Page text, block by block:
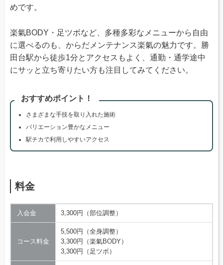
めです。
楽氣BODY・足ツボなど、多種多彩なメニューから自由
に選べるのも、からだメンテナンス楽氣の魅力です。勝
田台駅から徒歩1分とアクセスもよく、通勤・通学途中
にサッと立ち寄りたい方も注目してみてください。
おすすめポイント！
さまざまな手技を取り入れた施術
バリエーション豊かなメニュー
駅チカで利用しやすいアクセス
料金
入会金 3,300円（部位調整）
コース料金
5,500円（全身調整）
3,300円（楽氣BODY）
3,300円（足ツボ）